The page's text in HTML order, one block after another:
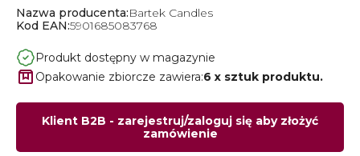
Nazwa producenta:Bartek Candles
Kod EAN:5901685083768
Produkt dostępny w magazynie
Opakowanie zbiorcze zawiera:6 x sztuk produktu.
Klient B2B - zarejestruj/zaloguj się aby złożyć
zamówienie